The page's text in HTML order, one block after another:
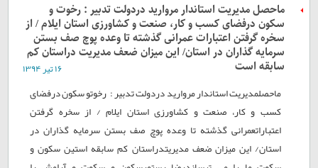
ماحصل مدیریت استاندار مروارید دردولت تدبیر : رخوت و
سکون درفضای کسب و کار، صنعت و کشاورزی استان ایلام / از
سخره گرفتن اعتبارات عمرانی گذشته تا وعده پوچ صف بستن
سرمایه گذاران در استان/ این میزان ضعف مدیریت دراستان کم
سابقه است ۱۶ تير ۱۳۹۴
ماحصلمدیریت استاندار مروارید دردولت تدبیر : رخوتو سکون درفضای
کسب و کار، صنعت و کشاورزی استان ایلام / از سخره گرفتن
اعتباراتعمرانی گذشته تا وعده پوچ صف بستن سرمایه گذاران در
استان/ این میزان ضعف مدیریتدراستان کم سابقه استین سکون و